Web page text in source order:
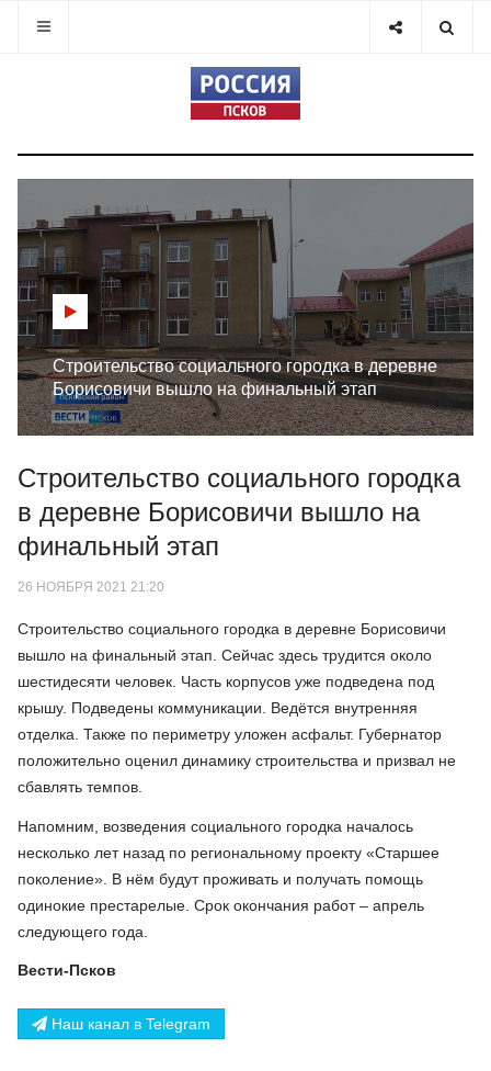
Строительство социального городка в деревне
Борисовичи вышло на финальный этап
Строительство социального городка
в деревне Борисовичи вышло на
финальный этап
26 НОЯБРЯ 2021 21:20
Строительство социального городка в деревне Борисовичи
вышло на финальный этап. Сейчас здесь трудится около
шестидесяти человек. Часть корпусов уже подведена под
крышу. Подведены коммуникации. Ведётся внутренняя
отделка. Также по периметру уложен асфальт. Губернатор
положительно оценил динамику строительства и призвал не
сбавлять темпов.
Напомним, возведения социального городка началось
несколько лет назад по региональному проекту «Старшее
поколение». В нём будут проживать и получать помощь
одинокие престарелые. Срок окончания работ – апрель
следующего года.
Вести-Псков
Наш канал в Telegram